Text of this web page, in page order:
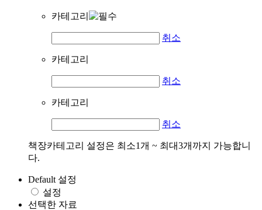
카테고리
취소
카테고리
취소
카테고리
취소
책장카테고리 설정은 최소1개 ~ 최대3개까지 가능합니
다.
Default 설정
설정
선택한 자료